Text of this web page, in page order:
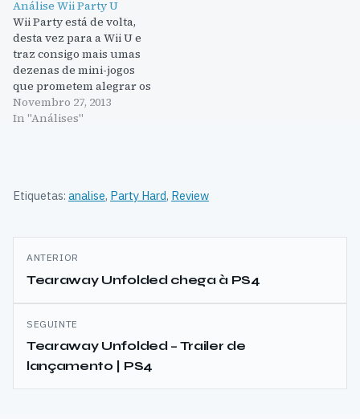
Análise Wii Party U
Wii Party está de volta,
desta vez para a Wii U e
traz consigo mais umas
dezenas de mini-jogos
que prometem alegrar os
serões das nossas casas.
Infelizmente, Wii Party U
principais…
Novembro 27, 2013
In "Análises"
Etiquetas: analise, Party Hard, Review
Navegação
de
artigos
ANTERIOR
Tearaway Unfolded chega à PS4
SEGUINTE
Tearaway Unfolded – Trailer de
lançamento | PS4